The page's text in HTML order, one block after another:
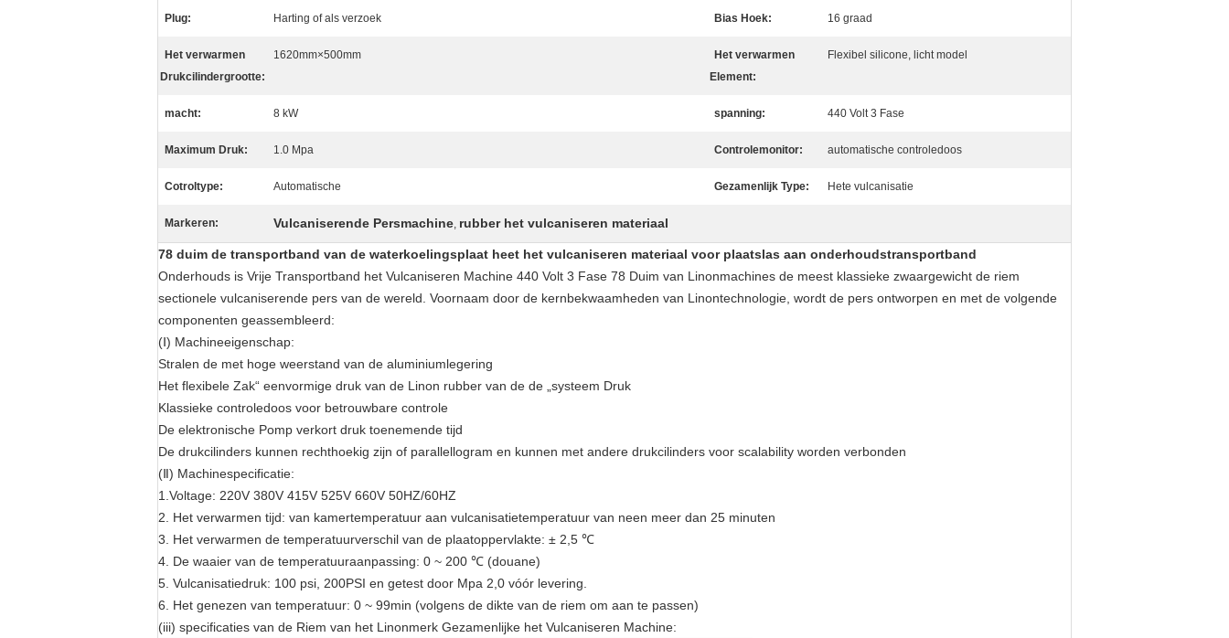
Plug: Harting of als verzoek Bias Hoek: 16 graad
Het verwarmen
Drukcilindergrootte:
1620mm×500mm
Het verwarmen
Element:
Flexibel silicone, licht model
macht: 8 kW spanning: 440 Volt 3 Fase
Maximum Druk: 1.0 Mpa Controlemonitor: automatische controledoos
Cotroltype: Automatische Gezamenlijk Type: Hete vulcanisatie
Markeren: Vulcaniserende Persmachine, rubber het vulcaniseren materiaal
78 duim de transportband van de waterkoelingsplaat heet het vulcaniseren materiaal voor plaatslas aan onderhoudstransportband
Onderhouds is Vrije Transportband het Vulcaniseren Machine 440 Volt 3 Fase 78 Duim van Linonmachines de meest klassieke zwaargewicht de riem
sectionele vulcaniserende pers van de wereld. Voornaam door de kernbekwaamheden van Linontechnologie, wordt de pers ontworpen en met de volgende
componenten geassembleerd:
(Ⅰ) Machineeigenschap:
Stralen de met hoge weerstand van de aluminiumlegering
Het flexibele Zak“ eenvormige druk van de Linon rubber van de de „systeem Druk
Klassieke controledoos voor betrouwbare controle
De elektronische Pomp verkort druk toenemende tijd
De drukcilinders kunnen rechthoekig zijn of parallellogram en kunnen met andere drukcilinders voor scalability worden verbonden
(Ⅱ) Machinespecificatie:
1.Voltage: 220V 380V 415V 525V 660V 50HZ/60HZ
2. Het verwarmen tijd: van kamertemperatuur aan vulcanisatietemperatuur van neen meer dan 25 minuten
3. Het verwarmen de temperatuurverschil van de plaatoppervlakte: ± 2,5 ℃
4. De waaier van de temperatuuraanpassing: 0 ~ 200 ℃ (douane)
5. Vulcanisatiedruk: 100 psi, 200PSI en getest door Mpa 2,0 vóór levering.
6. Het genezen van temperatuur: 0 ~ 99min (volgens de dikte van de riem om aan te passen)
(iii) specificaties van de Riem van het Linonmerk Gezamenlijke het Vulcaniseren Machine: